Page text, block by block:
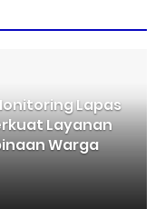
Lapas
Layanan
Warga